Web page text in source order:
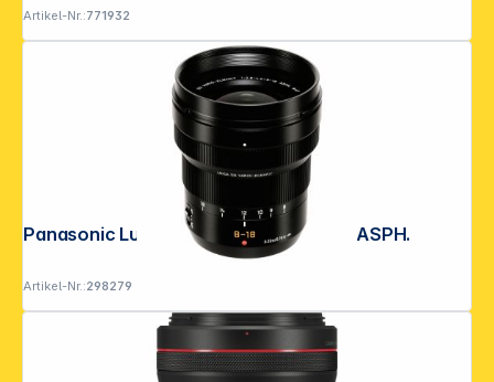
Artikel-Nr.:771932
Panasonic Lumix G 2,8-4,0/8-18 Leica ASPH.
Artikel-Nr.:298279